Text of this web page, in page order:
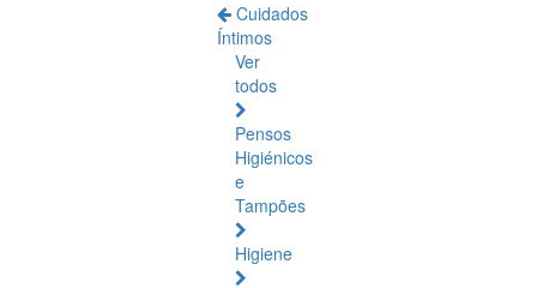
Cuidados
Íntimos
Ver
todos
Pensos
Higiénicos
e
Tampões
Higiene